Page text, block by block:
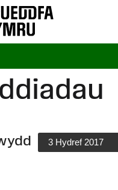
3 Hydref 2017